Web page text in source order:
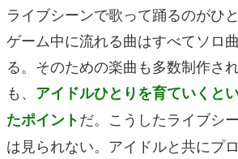
ライブシーンで歌って踊るのがひ
ゲーム中に流れる曲はすべてソロ
る。そのための楽曲も多数制作さ
も、 アイドルひとりを育ていくと
たポイントだ。こうしたライブシ
は見られない。アイドルと共にプ